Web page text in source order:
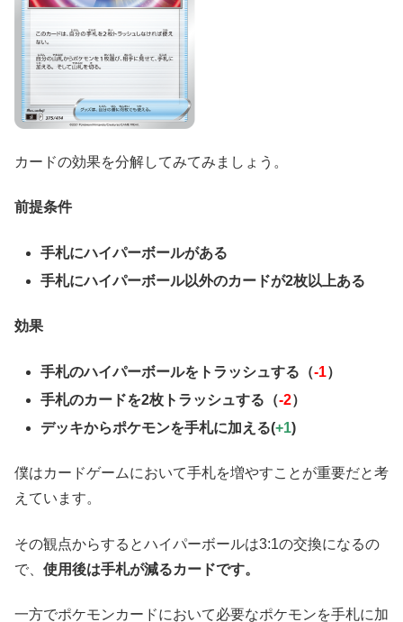
カードの効果を分解してみてみましょう。
前提条件
手札にハイパーボールがある
手札にハイパーボール以外のカードが2枚以上ある
効果
手札のハイパーボールをトラッシュする（-1）
手札のカードを2枚トラッシュする（-2）
デッキからポケモンを手札に加える(+1)
僕はカードゲームにおいて手札を増やすことが重要だと考
えています。
その観点からするとハイパーボールは3:1の交換になるの
で、 使用後は手札が減るカードです。
一方でポケモンカードにおいて必要なポケモンを手札に加